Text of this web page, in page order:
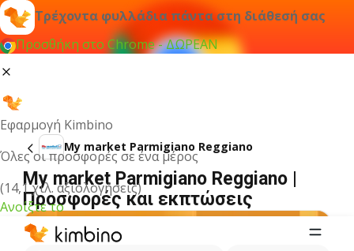
Τρέχοντα φυλλάδια πάντα στη διάθεσή σας
Προσθήκη στο Chrome - ΔΩΡΕΑΝ
Εφαρμογή Kimbino
Όλες οι προσφορές σε ένα μέρος
(14,1 χιλ. αξιολογήσεις)
Ανοίξτε το
My market Parmigiano Reggiano
My market Parmigiano Reggiano |
Προσφορές και εκπτώσεις